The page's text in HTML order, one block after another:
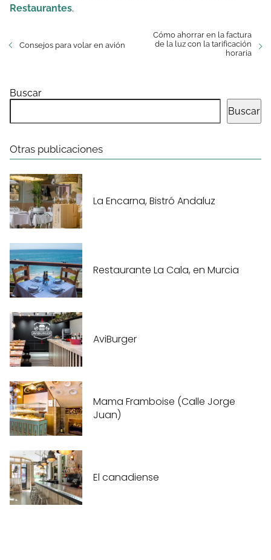
Restaurantes.
Consejos para volar en avión
Cómo ahorrar en la factura
de la luz con la tarificación
horaria
Buscar
Buscar
Otras publicaciones
La Encarna, Bistró Andaluz
Restaurante La Cala, en Murcia
AviBurger
Mama Framboise (Calle Jorge
Juan)
El canadiense